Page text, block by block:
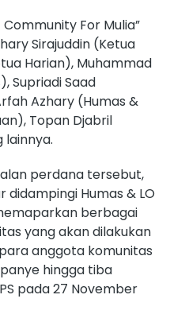
For Mulia”
Sirajuddin (Ketua
Harian), Muhammad
Supriadi Saad
Azhary (Humas &
Topan Djabril
lainnya.
perdana tersebut,
didampingi Humas & LO
berbagai
yang akan dilakukan
anggota komunitas
hingga tiba
pada 27 November